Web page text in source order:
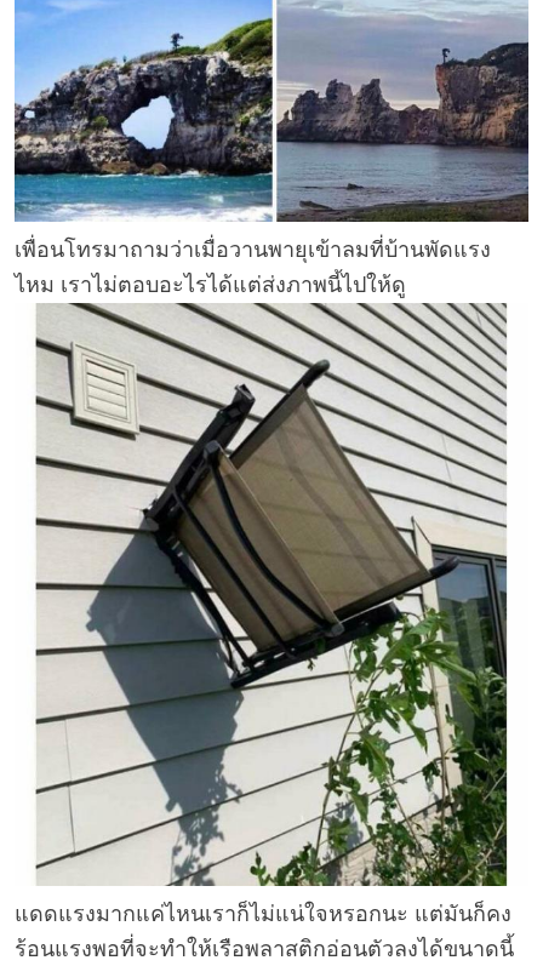
เพื่อนโทรมาถามว่าเมื่อวานพายุเข้าลมที่บ้านพัดแรง
ไหม เราไม่ตอบอะไรได้แต่ส่งภาพนี้ไปให้ดู
แดดแรงมากแค่ไหนเราก็ไม่แน่ใจหรอกนะ แต่มันก็คง
ร้อนแรงพอที่จะทำให้เรือพลาสติกอ่อนตัวลงได้ขนาดนี้